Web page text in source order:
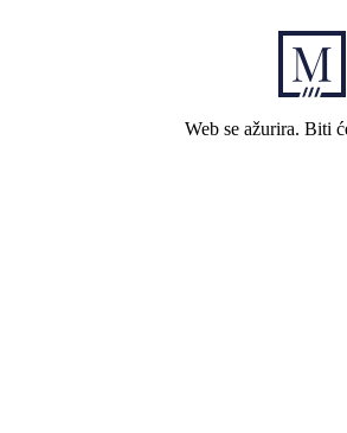
Web se ažurira. Biti